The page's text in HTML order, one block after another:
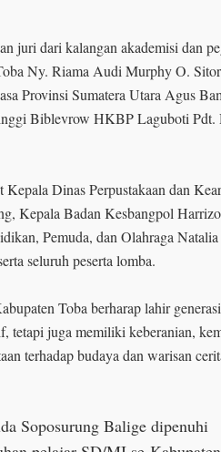
juri dari kalangan akademisi dan
Ny. Riama Audi Murphy O.
Provinsi Sumatera Utara Agus
Biblevrow HKBP Laguboti Pdt.
Dinas Perpustakaan dan
Kepala Badan Kesbangpol
Pemuda, dan Olahraga Natalia
seluruh peserta lomba.
Toba berharap lahir
tetapi juga memiliki keberanian,
terhadap budaya dan warisan
Soposurung Balige dipenuhi